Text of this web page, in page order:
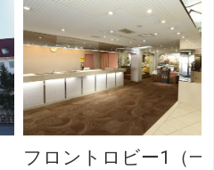
フロントロビー1（一